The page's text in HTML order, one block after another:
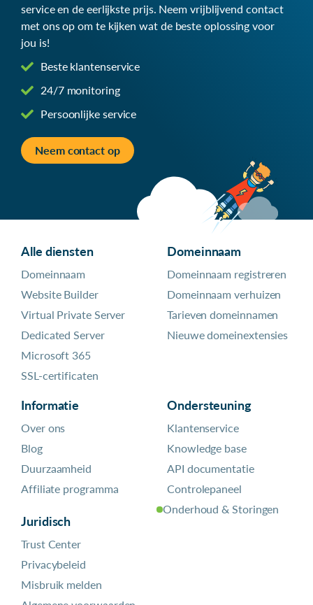
service en de eerlijkste prijs. Neem vrijblijvend contact
met ons op om te kijken wat de beste oplossing voor
jou is!
Beste klantenservice
24/7 monitoring
Persoonlijke service
Neem contact op
Alle diensten
Domeinnaam
Website Builder
Virtual Private Server
Dedicated Server
Microsoft 365
SSL-certificaten
Domeinnaam
Domeinnaam registreren
Domeinnaam verhuizen
Tarieven domeinnamen
Nieuwe domeinextensies
Informatie
Over ons
Blog
Duurzaamheid
Affiliate programma
Juridisch
Trust Center
Privacybeleid
Misbruik melden
Ondersteuning
Klantenservice
Knowledge base
API documentatie
Controlepaneel
Onderhoud & Storingen